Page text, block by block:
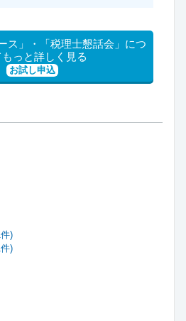
ス」・「税理士懇話会」につ
もっと詳しく見る
お試し申込
)
)